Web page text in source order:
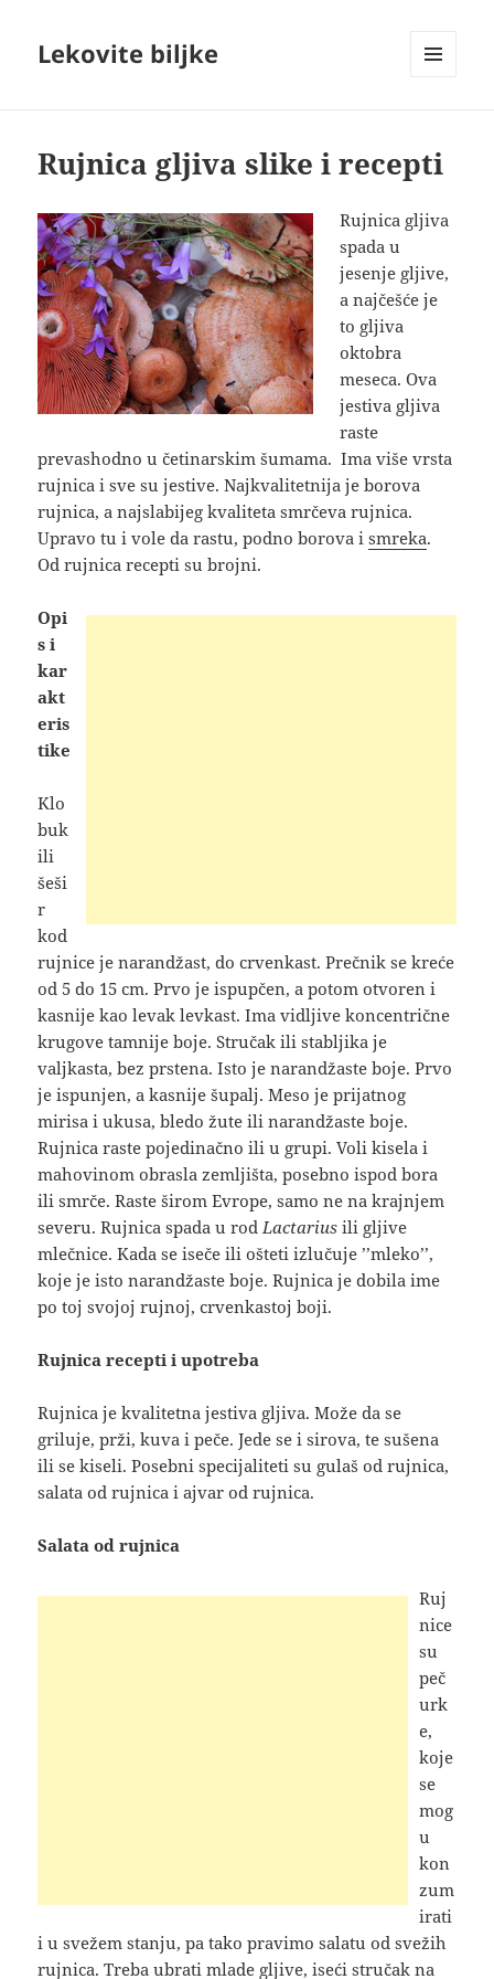
Lekovite biljke
Rujnica gljiva slike i recepti
Rujnica gljiva
spada u
jesenje gljive,
a najčešće je
to gljiva
oktobra
meseca. Ova
jestiva gljiva
raste
prevashodno u četinarskim šumama. Ima više vrsta
rujnica i sve su jestive. Najkvalitetnija je borova
rujnica, a najslabijeg kvaliteta smrčeva rujnica.
Upravo tu i vole da rastu, podno borova ismreka.
Od rujnica recepti su brojni.
Opi
s i
kar
akt
eris
tike
Klo
buk
ili
šeši
r
kod
rujnice je narandžast, do crvenkast. Prečnik se kreće
od 5 do 15 cm. Prvo je ispupčen, a potom otvoren i
kasnije kao levak levkast. Ima vidljive koncentrične
krugove tamnije boje. Stručak ili stabljika je
valjkasta, bez prstena. Isto je narandžaste boje. Prvo
je ispunjen, a kasnije šupalj. Meso je prijatnog
mirisa i ukusa, bledo žute ili narandžaste boje.
Rujnica raste pojedinačno ili u grupi. Voli kisela i
mahovinom obrasla zemljišta, posebno ispod bora
ili smrče. Raste širom Evrope, samo ne na krajnjem
severu. Rujnica spada u rodLactarius ili gljive
mlečnice. Kada se iseče ili ošteti izlučuje ’’mleko’’,
koje je isto narandžaste boje. Rujnica je dobila ime
po toj svojoj rujnoj, crvenkastoj boji.
Rujnica recepti i upotreba
Rujnica je kvalitetna jestiva gljiva. Može da se
griluje, prži, kuva i peče. Jede se i sirova, te sušena
ili se kiseli. Posebni specijaliteti su gulaš od rujnica,
salata od rujnica i ajvar od rujnica.
Salata od rujnica
Ruj
nice
su
peč
urk
e,
koje
se
mog
u
kon
zum
irati
i u svežem stanju, pa tako pravimo salatu od svežih
rujnica. Treba ubrati mlade gljive, iseći stručak na